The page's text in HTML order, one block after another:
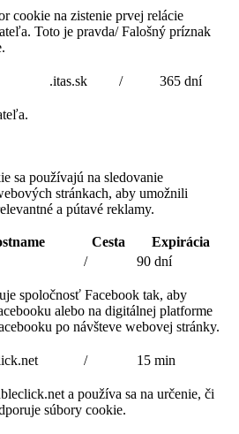
cookie na zistenie prvej relácie
Toto je pravda/ Falošný príznak
.itas.sk / 365 dní
sa používajú na sledovanie
stránkach, aby umožnili
a pútavé reklamy.
Cesta
Expirácia
/ 90 dní
spoločnosť Facebook tak, aby
alebo na digitálnej platforme
po návšteve webovej stránky.
/ 15 min
a používa sa na určenie, či
súbory cookie.